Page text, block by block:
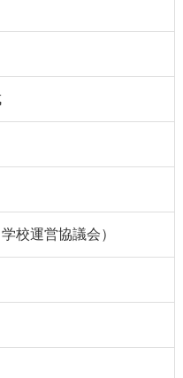
校運営協議会）